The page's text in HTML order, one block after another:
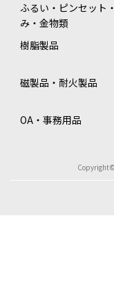
ふるい・ピンセット
み・金物類
樹脂製品
磁製品・耐火製品
OA・事務用品
Copyright©